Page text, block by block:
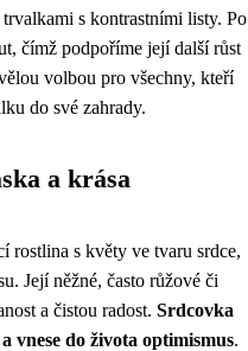
s kontrastními listy. Po
čímž podpoříme její další růst
volbou pro všechny, kteří
do své zahrady.
a krása
rostlina s květy ve tvaru srdce,
Její něžné, často růžové či
a čistou radost. Srdcovka
vnese do života optimismus.